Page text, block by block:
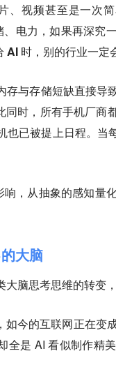
视频甚至是一次
电力，如果再深究
时，别的行业一定
与存储短缺直接导
时，所有手机厂商
已被提上日程。 当
，从抽象的感知量
大脑
脑思考思维的转变，
今的互联网正在变
全是 AI 看似制作精